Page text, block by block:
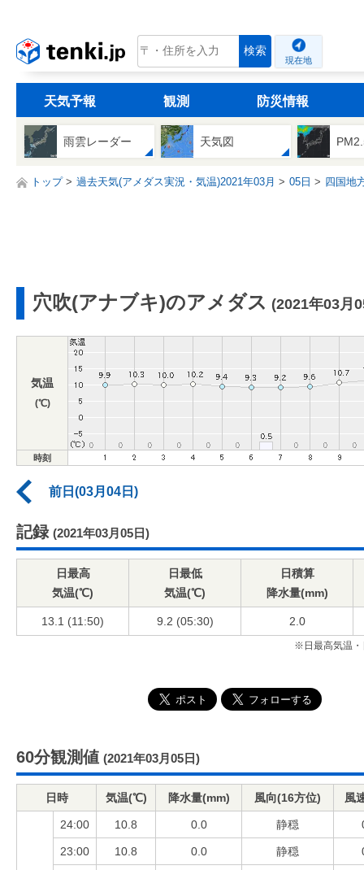
tenki.jp 検索
現在地
天気予報 観測 防災情報
雨雲レーダー 天気図
トップ 過去天気(アメダス実況・気温)2021年03月 05日 四国地
穴吹(アナブキ)のアメダス (2021年03月
気温
(℃)
時刻
前日(03月04日)
記録 (2021年03月05日)
日最高
気温(℃)
日最低
気温(℃)
日積算
降水量(mm)
13.1 (11:50) 9.2 (05:30) 2.0
※日最高気温・
60分観測値 (2021年03月05日)
日時 気温(℃) 降水量(mm) 風向(16方位) 風
24:00 10.8 0.0 静穏
23:00 10.8 0.0 静穏